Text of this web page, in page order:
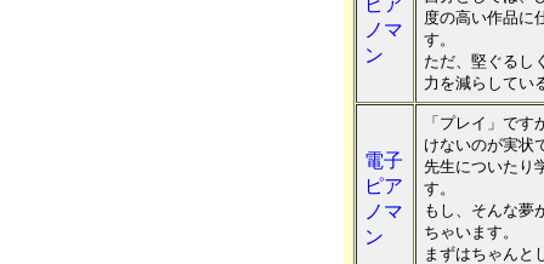
ピア
ノマ
ン
度の高い作品に
す。
ただ、堅ぐるし
力を減らしてい
電子
ピア
ノマ
ン
「プレイ」で
けないのが実状
先生についたり
す。
もし、そんな夢
ちゃいます。
まずはちゃんと